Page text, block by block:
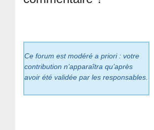
Ce forum est modéré a priori : votre
contribution n’apparaîtra qu’après
avoir été validée par les responsables.